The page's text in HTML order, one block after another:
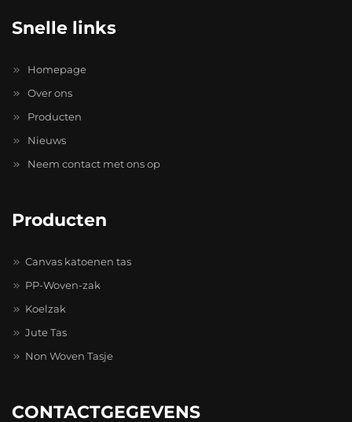
Snelle links
Homepage
Over ons
Producten
Nieuws
Neem contact met ons op
Producten
Canvas katoenen tas
PP-Woven-zak
Koelzak
Jute Tas
Non Woven Tasje
CONTACTGEGEVENS